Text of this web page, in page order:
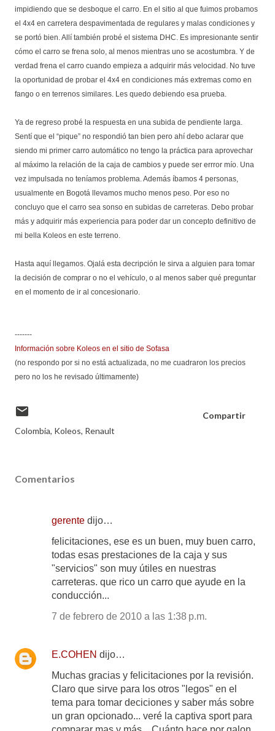
impidiendo que se desboque el carro. En el sitio al que fuimos probamos
el 4x4 en carretera despavimentada de regulares y malas condiciones y
se portó bien. Allí también probé el sistema DHC. Es impresionante sentir
cómo el carro se frena solo, al menos mientras uno se acostumbra. Y de
verdad frena el carro cuando empieza a adquirir más velocidad. No tuve
la oportunidad de probar el 4x4 en condiciones más extremas como en
fango o en terrenos similares. Les quedo debiendo esa prueba.
Ya de regreso probé la respuesta en una subida de pendiente larga.
Sentí que el “pique” no respondió tan bien pero ahí debo aclarar que
siendo mi primer carro automático no tengo la práctica para aprovechar
al máximo la relación de la caja de cambios y puede ser errror mío. Una
vez impulsada no teníamos problema. Además íbamos 4 personas,
usualmente en Bogotá llevamos mucho menos peso. Por eso no
concluyo que el carro sea sonso en subidas de carreteras. Debo probar
más y adquirir más experiencia para poder dar un concepto definitivo de
mi bella Koleos en este terreno.
Hasta aquí llegamos. Ojalá esta decripción le sirva a alguien para tomar
la decisión de comprar o no el vehículo, o al menos saber qué preguntar
en el momento de ir al concesionario.
-------
Información sobre Koleos en el sitio de Sofasa
(no respondo por si no está actualizada, no me cuadraron los precios
pero no los he revisado últimamente)
Colombia Koleos Renault
Compartir
Comentarios
gerente dijo…
felicitaciones, ese es un buen, muy buen carro,
todas esas prestaciones de la caja y sus
"servicios" son muy útiles en nuestras
carreteras. que rico un carro que ayude en la
conducción...
7 de febrero de 2010 a las 1:38 p.m.
E.COHEN dijo…
Muchas gracias y felicitaciones por la revisión.
Claro que sirve para los otros "legos" en el
tema para tomar deciciones y saber más sobre
un gran opcionado... veré la captiva sport para